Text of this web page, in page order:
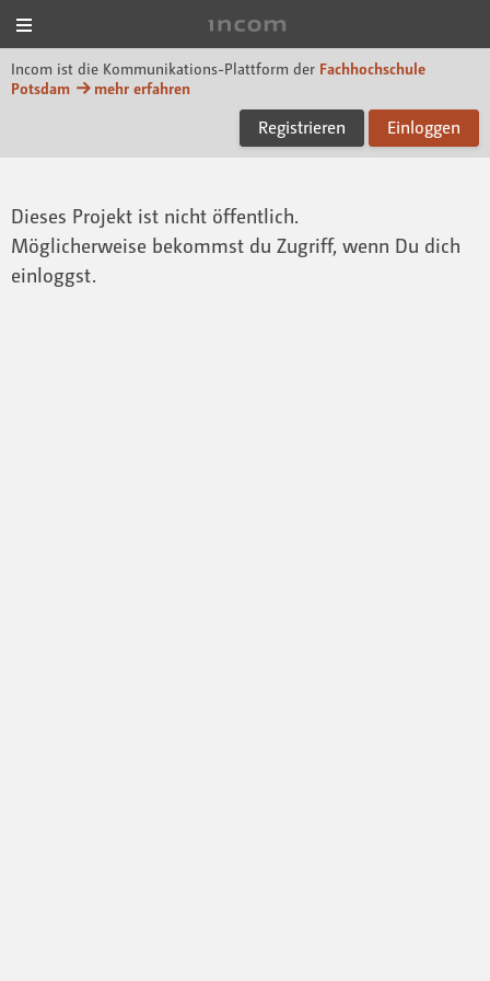
Incom ist die Kommunikations-Plattform der Fachhochschule
Potsdam
mehr erfahren
Registrieren Einloggen
Dieses Projekt ist nicht öffentlich.
Möglicherweise bekommst du Zugriff, wenn Du dich
einloggst.